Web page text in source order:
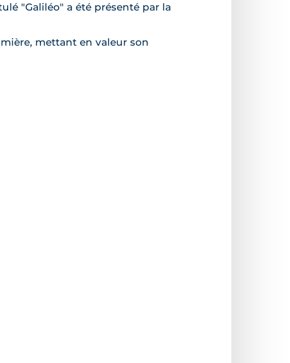
"Galiléo" a été présenté par la
mettant en valeur son